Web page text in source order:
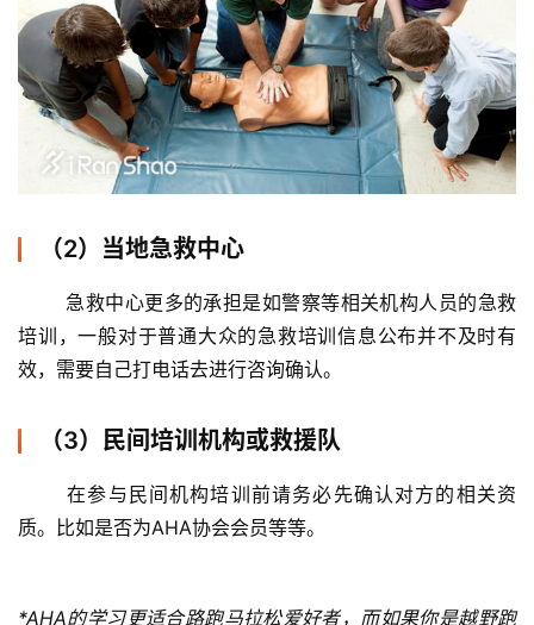
（2）当地急救中心
培训，一般对于普通大众的急救培训信息公布并不及时有
效，需要自己打电话去进行咨询确认。
（3）民间培训机构或救援队
	在参与民间机构培训前请务必先确认对方的相关资
质。比如是否为AHA协会会员等等。
*AHA的学习更适合路跑马拉松爱好者，而如果你是越野跑